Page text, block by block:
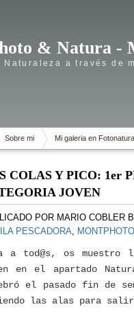
& Natura -
Naturaleza a través de
Sobre mi Mi galeria en Fotonatura
COLAS Y PICO: 1er
JOVEN
POR MARIO COBLER
PESCADORA, MONTPHOTO
a tod@s, os
en el apartado
el pasado fin de
las alas para